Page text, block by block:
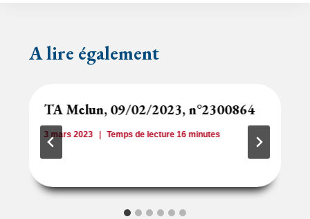
A lire également
TA Melun, 09/02/2023, n°2300864
3 mars 2023 Temps de lecture 16minutes